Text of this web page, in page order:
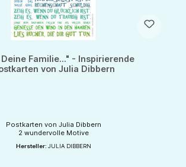
Deine Familie..." - Inspirierende
von Julia Dibbern
Postkarten von Julia Dibbern
2 wundervolle Motive
Hersteller: JULIA DIBBERN